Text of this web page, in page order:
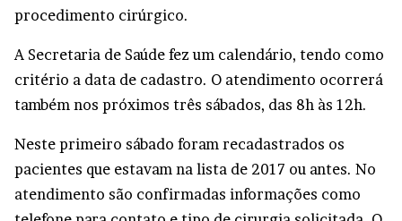
procedimento cirúrgico.
A Secretaria de Saúde fez um calendário, tendo como
critério a data de cadastro. O atendimento ocorrerá
também nos próximos três sábados, das 8h às 12h.
Neste primeiro sábado foram recadastrados os
pacientes que estavam na lista de 2017 ou antes. No
atendimento são confirmadas informações como